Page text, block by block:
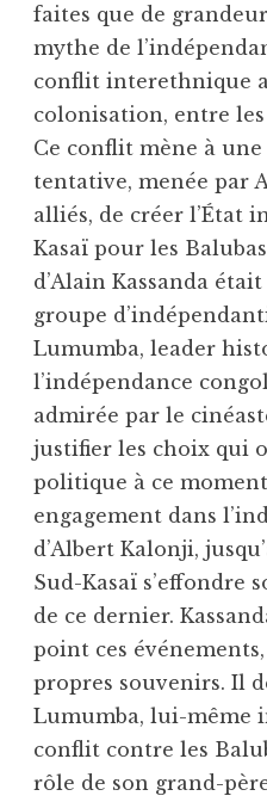
faites que de
mythe de
conflit interethnique
colonisation, entre
Ce conflit mène à une
tentative, menée par
alliés, de créer l’État
Kasaï pour les
d’Alain Kassanda
groupe
Lumumba, leader
l’indépendance
admirée par le
justifier les choix qui
politique à ce
engagement dans
d’Albert Kalonji,
Sud-Kasaï s’effondre
de ce dernier.
point ces
propres souvenirs. Il
Lumumba, lui-même
conflit contre les
rôle de son grand-